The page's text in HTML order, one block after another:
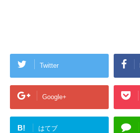
Twitter
Google+
B! はてブ